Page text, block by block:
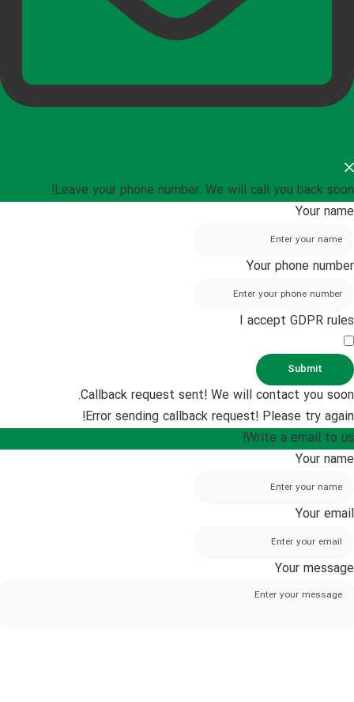
Leave your phone number. We will call you back soon!
Your name
Your phone number
I accept GDPR rules
Submit
Callback request sent! We will contact you soon.
Error sending callback request! Please try again!
Write a email to us!
Your name
Your email
Your message